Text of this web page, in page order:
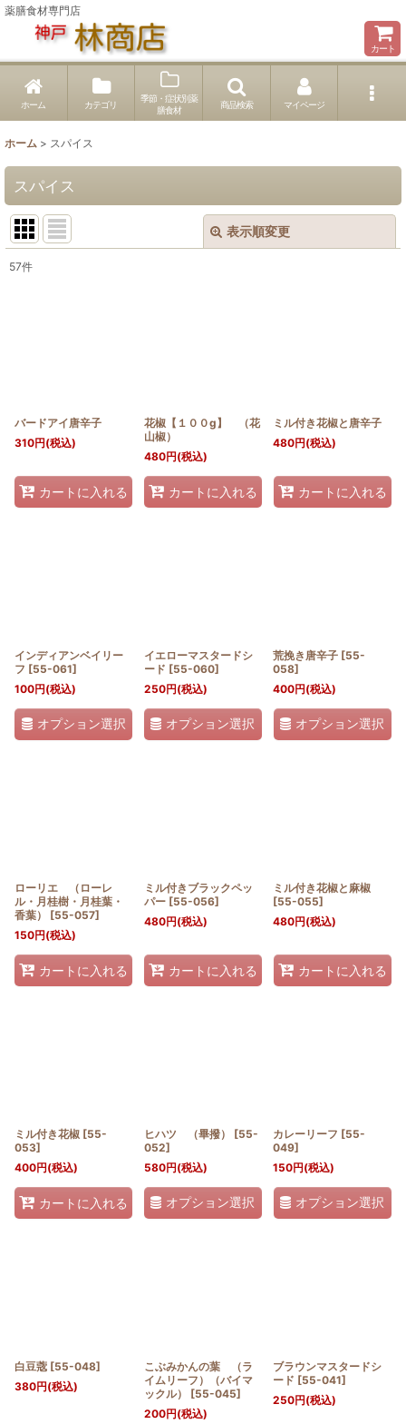
薬膳食材専門店
カート
ホーム カテゴリ
季節・症状別薬
膳食材
商品検索 マイページ
ホーム > スパイス
スパイス
表示順変更
57件
バードアイ唐辛子
310円(税込)
カートに入れる
花椒【１００g】 （花
山椒）
480円(税込)
カートに入れる
ミル付き花椒と唐辛子
480円(税込)
カートに入れる
インディアンベイリー
フ [55-061]
100円(税込)
オプション選択
イエローマスタードシ
ード [55-060]
250円(税込)
オプション選択
荒挽き唐辛子 [55-
058]
400円(税込)
オプション選択
ローリエ （ローレ
ル・月桂樹・月桂葉・
香葉）
[55-057]
150円(税込)
カートに入れる
ミル付きブラックペッ
パー [55-056]
480円(税込)
カートに入れる
ミル付き花椒と麻椒
[55-055]
480円(税込)
カートに入れる
ミル付き花椒 [55-
053]
400円(税込)
カートに入れる
ヒハツ （畢撥） [55-
052]
580円(税込)
オプション選択
カレーリーフ [55-
049]
150円(税込)
オプション選択
白豆蔲 [55-048]
380円(税込)
こぶみかんの葉 （ラ
イムリーフ）（バイマ
ックル）
[55-045]
200円(税込)
ブラウンマスタードシ
ード [55-041]
250円(税込)